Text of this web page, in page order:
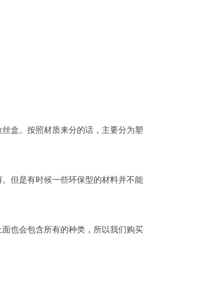
盒。按照材质来分的话，主要分为塑
但是有时候一些环保型的材料并不能
也会包含所有的种类，所以我们购买